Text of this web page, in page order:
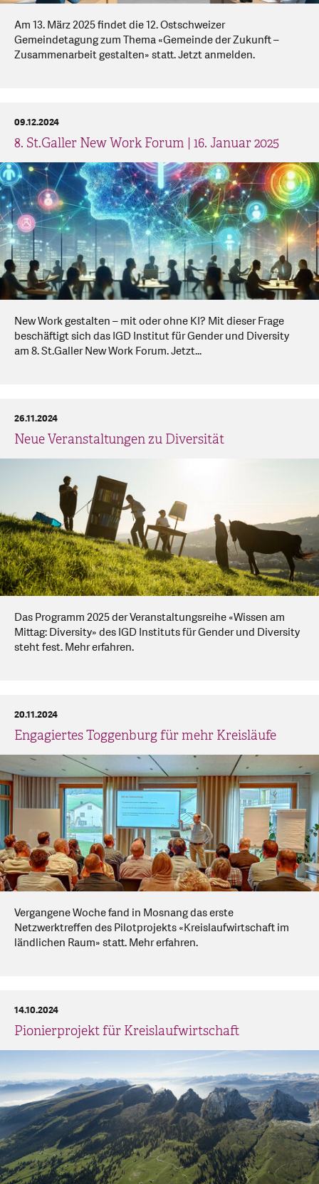
Am 13. März 2025 findet die 12. Ostschweizer
Gemeindetagung zum Thema «Gemeinde der Zukunft –
Zusammenarbeit gestalten» statt. Jetzt anmelden.
8. St.Galler New Work Forum | 16. Januar 2025
09.12.2024
New Work gestalten – mit oder ohne KI? Mit dieser Frage
beschäftigt sich das IGD Institut für Gender und Diversity
am 8. St.Galler New Work Forum. Jetzt...
Neue Veranstaltungen zu Diversität
26.11.2024
Das Programm 2025 der Veranstaltungsreihe «Wissen am
Mittag: Diversity» des IGD Instituts für Gender und Diversity
steht fest. Mehr erfahren.
Engagiertes Toggenburg für mehr Kreisläufe
20.11.2024
Vergangene Woche fand in Mosnang das erste
Netzwerktreffen des Pilotprojekts «Kreislaufwirtschaft im
ländlichen Raum» statt. Mehr erfahren.
Pionierprojekt für Kreislaufwirtschaft
14.10.2024